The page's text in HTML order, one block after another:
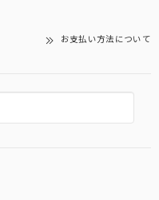
お支払い方法について